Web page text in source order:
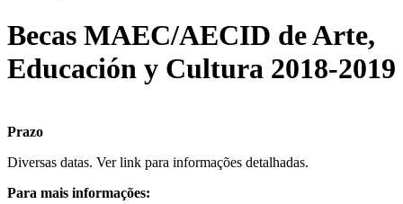
Becas MAEC/AECID de Arte,
Educación y Cultura 2018-2019
Prazo
Diversas datas. Ver link para informações detalhadas.
Para mais informações: